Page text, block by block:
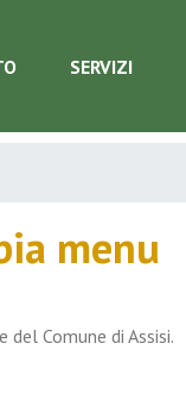
SERVIZI
menu
Comune di Assisi.